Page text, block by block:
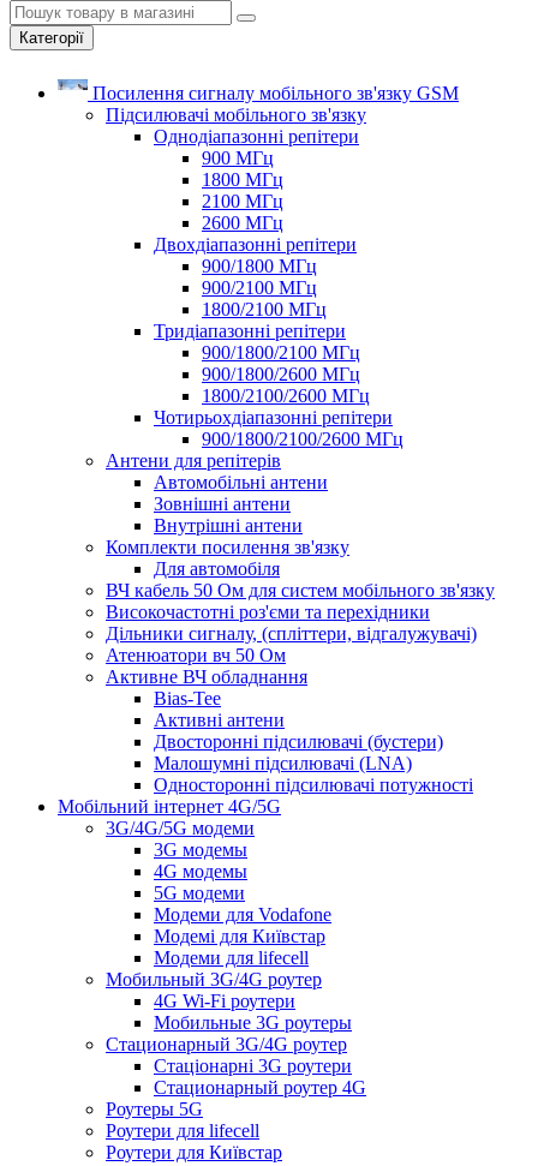
Категорії
Посилення сигналу мобільного зв'язку GSM
Підсилювачі мобільного зв'язку
Однодіапазонні репітери
900 МГц
1800 МГц
2100 МГц
2600 МГц
Двохдіапазонні репітери
900/1800 МГц
900/2100 МГц
1800/2100 МГц
Тридіапазонні репітери
900/1800/2100 МГц
900/1800/2600 МГц
1800/2100/2600 МГц
Чотирьохдіапазонні репітери
900/1800/2100/2600 МГц
Антени для репітерів
Автомобільні антени
Зовнішні антени
Внутрішні антени
Комплекти посилення зв'язку
Для автомобіля
ВЧ кабель 50 Ом для систем мобільного зв'язку
Високочастотні роз'єми та перехідники
Дільники сигналу, (спліттери, відгалужувачі)
Атенюатори вч 50 Ом
Активне ВЧ обладнання
Bias-Tee
Активні антени
Двосторонні підсилювачі (бустери)
Малошумні підсилювачі (LNA)
Односторонні підсилювачі потужності
Мобільний інтернет 4G/5G
3G/4G/5G модеми
3G модемы
4G модемы
5G модеми
Модеми для Vodafone
Модемі для Київстар
Модеми для lifecell
Мобильный 3G/4G роутер
4G Wi-Fi роутери
Мобильные 3G роутеры
Стационарный 3G/4G роутер
Стаціонарні 3G роутери
Стационарный роутер 4G
Роутеры 5G
Роутери для lifecell
Роутери для Київстар